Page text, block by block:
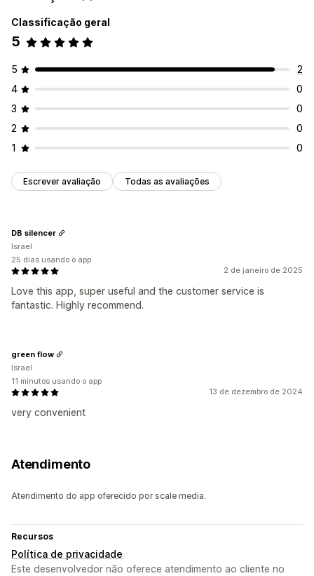
Classificação geral
5
5
2
4
0
3
0
2
0
1
0
Escrever avaliação Todas as avaliações
2 de janeiro de 2025
Love this app, super useful and the customer service is
fantastic. Highly recommend.
DB silencer
Israel
25 dias usando o app
13 de dezembro de 2024
very convenient
green flow
Israel
11 minutos usando o app
Atendimento
Atendimento do app oferecido por scale media.
Recursos
Política de privacidade
Este desenvolvedor não oferece atendimento ao cliente no